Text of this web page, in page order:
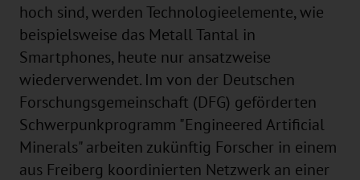
hoch sind, werden Technologieelemente, wie
beispielsweise das Metall Tantal in
Smartphones, heute nur ansatzweise
wiederverwendet. Im von der Deutschen
Forschungsgemeinschaft (DFG) geförderten
Schwerpunkprogramm "Engineered Artificial
Minerals" arbeiten zukünftig Forscher in einem
aus Freiberg koordinierten Netzwerk an einer